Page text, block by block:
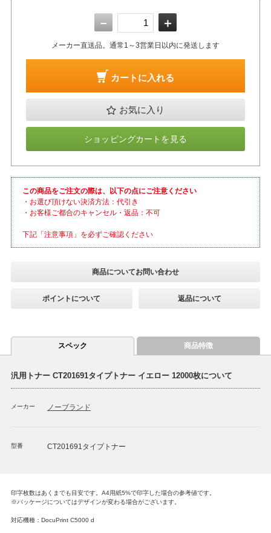
－ ＋
メーカー直送品。通常1～3営業日以内に発送します
カートに入れる
お気に入り
ショッピングカートを見る
この商品をご注文の際は、以下の点にご注意ください
・お選び頂けない決済方法：代引き
・お客様ご都合のキャンセル・返品：不可
下記「注意事項」を必ずご確認ください
商品についてお問い合わせ
ポイントについて 返品について
スペック 商品特徴
汎用トナー CT201691タイプトナー イエロー 12000枚について
メーカー ノーブランド
型番 CT201691タイプトナー
印字枚数はあくまでも目安です。A4用紙5%で印字した場合の参考値です。
※パッケージについてはデザインが変わる場合がございます。
対応機種：DocuPrint C5000 d